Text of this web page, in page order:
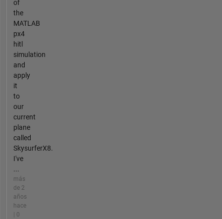
of
the
MATLAB
px4
hitl
simulation
and
apply
it
to
our
current
plane
called
SkysurferX8.
I've
...
más
de 2
años
hace
| 0